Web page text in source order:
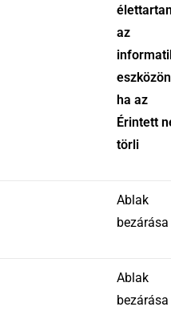
az
ha az
Érintett
törli
Ablak
bezárása
Ablak
bezárása